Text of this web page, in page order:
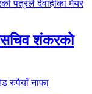
शंकरको